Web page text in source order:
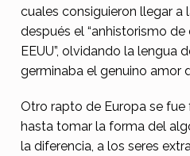
cuales consiguieron llegar a
después el “anhistorismo
EEUU”, olvidando la lengua
germinaba el genuino amor
Otro rapto de Europa se
hasta tomar la forma del
la diferencia, a los seres